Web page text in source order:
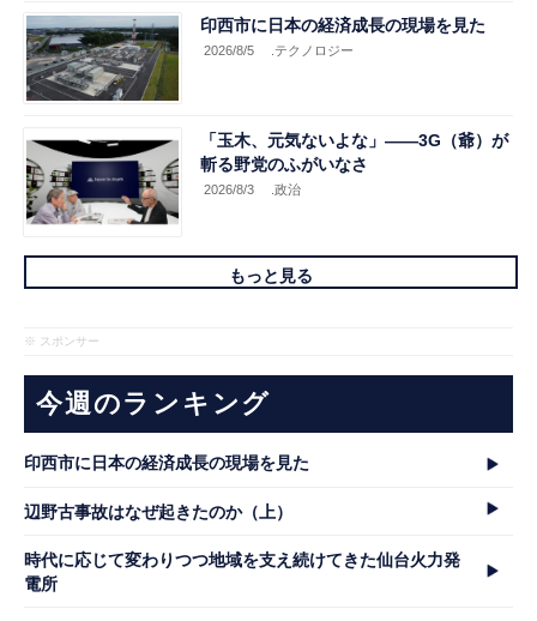
印西市に日本の経済成長の現場を見た
2026/8/5 .テクノロジー
「玉木、元気ないよな」――3G（爺）が
斬る野党のふがいなさ
2026/8/3 .政治
もっと見る
※ スポンサー
今週のランキング
印西市に日本の経済成長の現場を見た
辺野古事故はなぜ起きたのか（上）
時代に応じて変わりつつ地域を支え続けてきた仙台火力発
電所